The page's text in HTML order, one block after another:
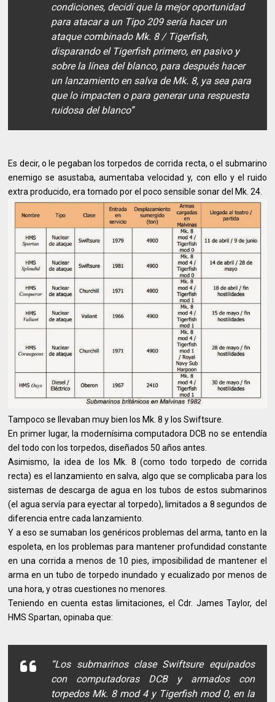
condiciones, decidí que la mejor oportunidad
para atacar a un Tipo 209 sería hacer un
ataque combinado Mk. 8 / Tigerfish,
disparando el Tigerfish primero, en pasivo y
sobre la línea del blanco, para después hacer
un lanzamiento en salva de Mk. 8, ya sea para
que lo impacten o para generar una respuesta
ruidosa del blanco”
Es decir, o le pegaban los torpedos de corrida recta, o el submarino
enemigo se asustaba, aumentaba velocidad y, con ello y el ruido
extra producido, era tomado por el poco sensible sonar del Mk. 24.
Tampoco se llevaban muy bien los Mk. 8 y los Swiftsure.
En primer lugar, la modernísima computadora DCB no se entendía
del todo con los torpedos, diseñados 50 años antes.
Asimismo, la idea de los Mk. 8 (como todo torpedo de corrida
recta) es el lanzamiento en salva, algo que se complicaba para los
sistemas de descarga de agua en los tubos de estos submarinos
(el agua servía para eyectar al torpedo), limitados a 8 segundos de
diferencia entre cada lanzamiento.
Y a eso se sumaban los genéricos problemas del arma, tanto en la
espoleta, en los problemas para mantener profundidad constante
en una corrida a menos de 10 pies, imposibilidad de mantener el
arma en un tubo de torpedo inundado y ecualizado por menos de
una hora, y otras cuestiones no menores.
Teniendo en cuenta estas limitaciones, el Cdr. James Taylor, del
HMS Spartan, opinaba que:
“Los submarinos clase Swiftsure equipados
con computadoras DCB y armados con
torpedos Mk. 8 mod 4 y Tigerfish mod 0, en la